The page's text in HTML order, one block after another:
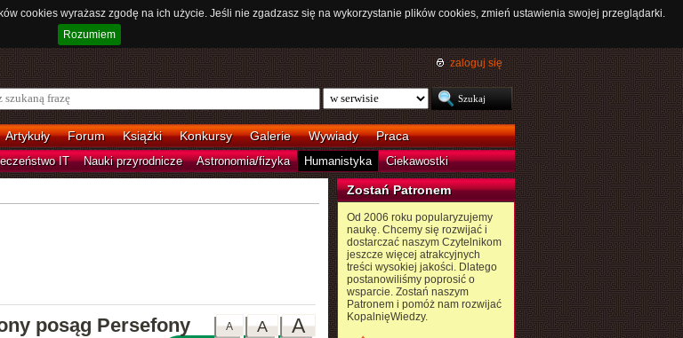
cookies wyrażasz zgodę na ich użycie. Jeśli nie zgadzasz się na wykorzystanie plików cookies, zmień ustawienia swojej przeglądarki.
Rozumiem
zaloguj się
Artykuły Forum Książki Konkursy Galerie Wywiady Praca
IT Nauki przyrodnicze Astronomia/fizyka Humanistyka Ciekawostki
A
A
A
posąg Persefony
Zostań Patronem
Od 2006 roku popularyzujemy
naukę. Chcemy się rozwijać i
dostarczać naszym Czytelnikom
jeszcze więcej atrakcyjnych
treści wysokiej jakości. Dlatego
postanowiliśmy poprosić o
wsparcie. Zostań naszym
Patronem i pomóż nam rozwijać
KopalnięWiedzy.